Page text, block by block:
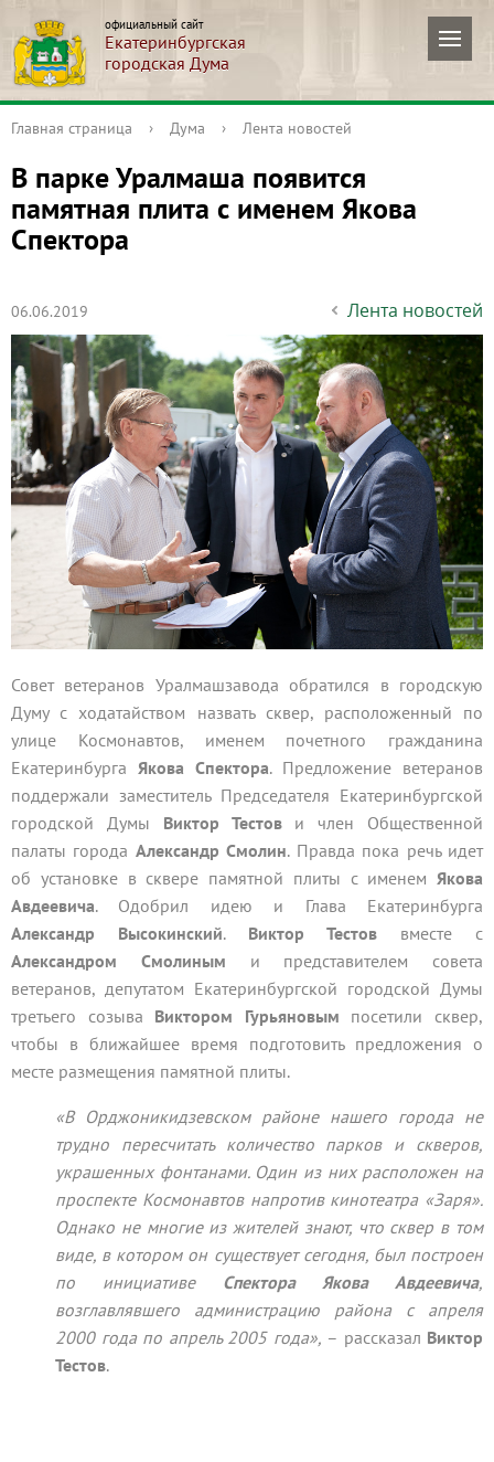
официальный сайт
Екатеринбургская
городская Дума
Главная страница › Дума › Лента новостей
В парке Уралмаша появится
памятная плита с именем Якова
Спектора
06.06.2019 Лента новостей
Совет ветеранов Уралмашзавода обратился в городскую
Думу с ходатайством назвать сквер, расположенный по
улице Космонавтов, именем почетного гражданина
Екатеринбурга Якова Спектора. Предложение ветеранов
поддержали заместитель Председателя Екатеринбургской
городской Думы Виктор Тестов и член Общественной
палаты города Александр Смолин. Правда пока речь идет
об установке в сквере памятной плиты с именем Якова
Авдеевича. Одобрил идею и Глава Екатеринбурга
Александр Высокинский. Виктор Тестов вместе с
Александром Смолиным и представителем совета
ветеранов, депутатом Екатеринбургской городской Думы
третьего созыва Виктором Гурьяновым посетили сквер,
чтобы в ближайшее время подготовить предложения о
месте размещения памятной плиты.
«В Орджоникидзевском районе нашего города не
трудно пересчитать количество парков и скверов,
украшенных фонтанами. Один из них расположен на
проспекте Космонавтов напротив кинотеатра «Заря».
Однако не многие из жителей знают, что сквер в том
виде, в котором он существует сегодня, был построен
по инициативе Спектора Якова Авдеевича,
возглавлявшего администрацию района с апреля
2000 года по апрель 2005 года», – рассказал Виктор
Тестов.